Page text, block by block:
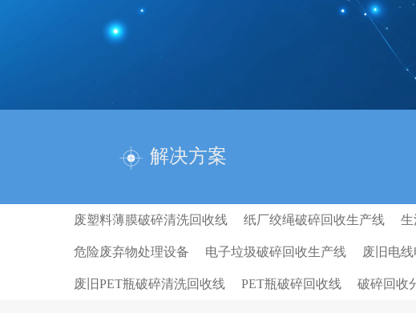
解决方案
废塑料薄膜破碎清洗回收线 纸厂绞绳破碎回收生产线 生
危险废弃物处理设备 电子垃圾破碎回收生产线 废旧电线
废旧PET瓶破碎清洗回收线 PET瓶破碎回收线 破碎回收